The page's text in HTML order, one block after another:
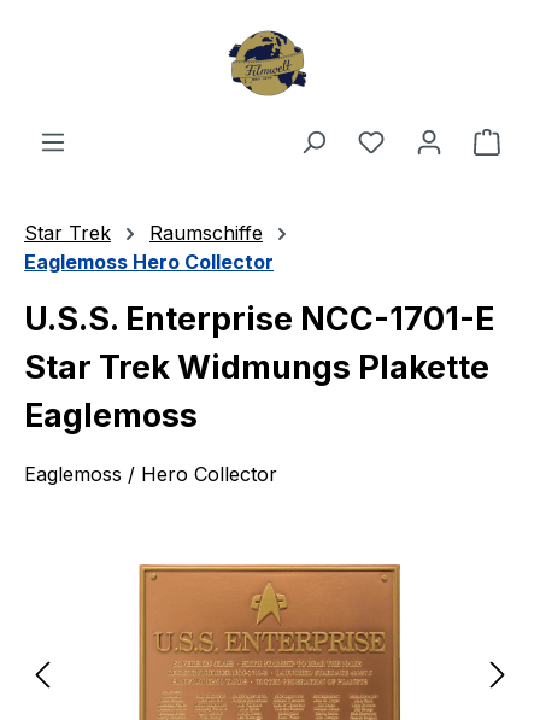
Du hast 0
Star Trek
Raumschiffe
Eaglemoss Hero Collector
U.S.S. Enterprise NCC-1701-E
Star Trek Widmungs Plakette
Eaglemoss
Eaglemoss / Hero Collector